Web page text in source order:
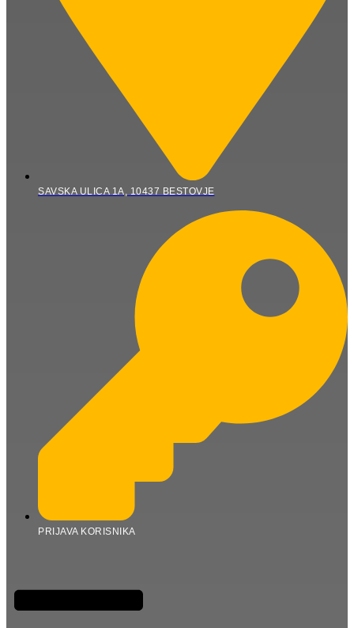
SAVSKA ULICA 1A, 10437 BESTOVJE
PRIJAVA KORISNIKA